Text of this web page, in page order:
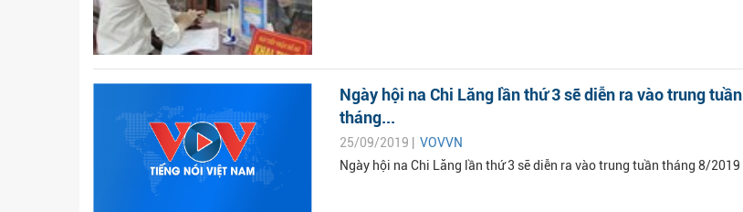
Ngày hội na Chi Lăng lần thứ 3 sẽ diễn ra vào trung tuần
tháng...
25/09/2019 | VOVVN
Ngày hội na Chi Lăng lần thứ 3 sẽ diễn ra vào trung tuần tháng 8/2019